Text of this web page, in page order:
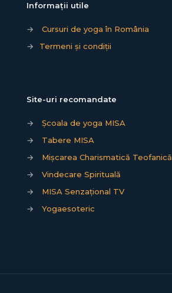
Informații utile
→
Cursuri de yoga în România
→
Termeni și condiții
Site-uri recomandate
→
Școala de yoga MISA
→
Tabere MISA
→
Mișcarea Charismatică Teofanică
→
Vindecare Spirituală
→
MISA Senzațional TV
→
Yogaesoteric